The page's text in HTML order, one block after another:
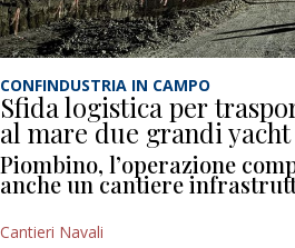
CONFINDUSTRIA IN CAMPO
Sfida logistica per
al mare due grandi yacht
Piombino, l’operazione
anche un cantiere
Cantieri Navali